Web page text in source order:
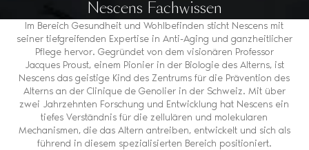
Nescens Fachwissen
Im Bereich Gesundheit und Wohlbefinden sticht Nescens mit
seiner tiefgreifenden Expertise in Anti-Aging und ganzheitlicher
Pflege hervor. Gegründet von dem visionären Professor
Jacques Proust, einem Pionier in der Biologie des Alterns, ist
Nescens das geistige Kind des Zentrums für die Prävention des
Alterns an der Clinique de Genolier in der Schweiz. Mit über
zwei Jahrzehnten Forschung und Entwicklung hat Nescens ein
tiefes Verständnis für die zellulären und molekularen
Mechanismen, die das Altern antreiben, entwickelt und sich als
führend in diesem spezialisierten Bereich positioniert.